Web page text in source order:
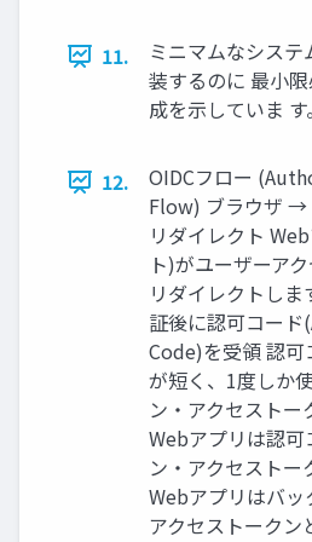
11.
ミニマムなシステ
装するのに 最小
成を示していま す。
12.
OIDCフロー
Flow) ブラウザ →
リダイレクト
ト)がユーザーア
リダイレクトし
証後に認可コー
Code)を受領 認
が短く、1度しか
ン・アクセストー
Webアプリは認可
ン・アクセストー
Webアプリはバ
アクセストークン